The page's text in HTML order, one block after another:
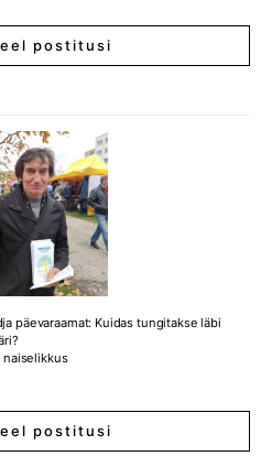
postitusi
päevaraamat: Kuidas tungitakse läbi
naiselikkus
postitusi